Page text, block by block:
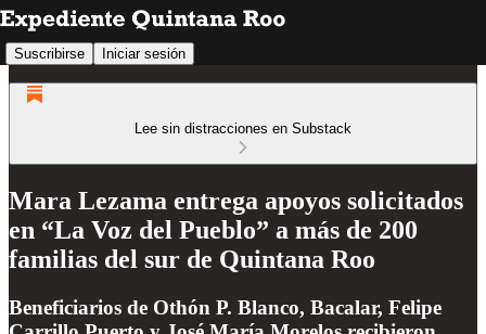
Suscribirse Iniciar sesión
Lee sin distracciones en Substack
Mara Lezama entrega apoyos solicitados
en “La Voz del Pueblo” a más de 200
familias del sur de Quintana Roo
Beneficiarios de Othón P. Blanco, Bacalar, Felipe